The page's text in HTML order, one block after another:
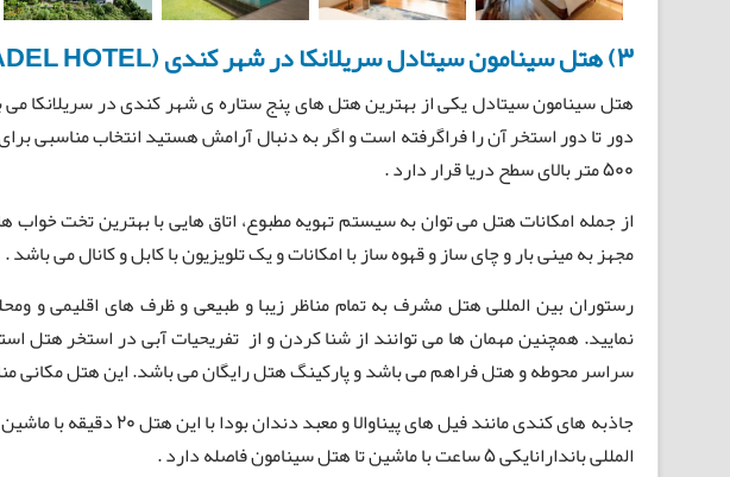
3) هتل سینامون سیتادل سریلانکا در شهر کندی (CINAMON CITADEL HOTEL)
هتل سینامون سیتادل یکی از بهترین هتل های پنج ستاره ی شهر کندی در سریلانکا می
دور تا دور استخر آن را فراگرفته است و اگر به دنبال آرامش هستید انتخاب مناسبی
۵۰۰ متر بالای سطح دریا قرار دارد .
از جمله امکانات هتل می توان به سیستم تهویه مطبوع، اتاق هایی با بهترین تخت خواب
مجهز به مینی بار و چای ساز و قهوه ساز با امکانات و یک تلویزیون با کابل و کانال می باشد .
رستوران بین المللی هتل مشرف به تمام مناظر زیبا و طبیعی و ظرف های اقلیمی و
نمایید. همچنین مهمان ها می توانند از شنا کردن و از تفریحیات آبی در استخر هتل
سراسر محوطه و هتل فراهم می باشد و پارکینگ هتل رایگان می باشد. این هتل مکانی
جاذبه های کندی مانند فیل های
المللی باندارانایکی ۵ ساعت با ماشین تا هتل سینامون فاصله دارد .